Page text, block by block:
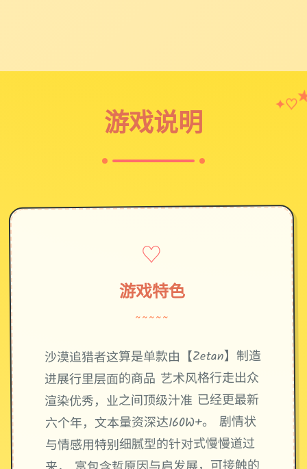
游戏说明
✦♡
♡
游戏特色
~~~~~
沙漠追猎者这算是单款由【Zetan】制造
进展行里层面的商品 艺术风格行走出众
渲染优秀，业之间顶级汁准 已经更最新
六个年，文本量资深达160W+。 剧情状
与情感用特别细腻型的针对式慢慢道过